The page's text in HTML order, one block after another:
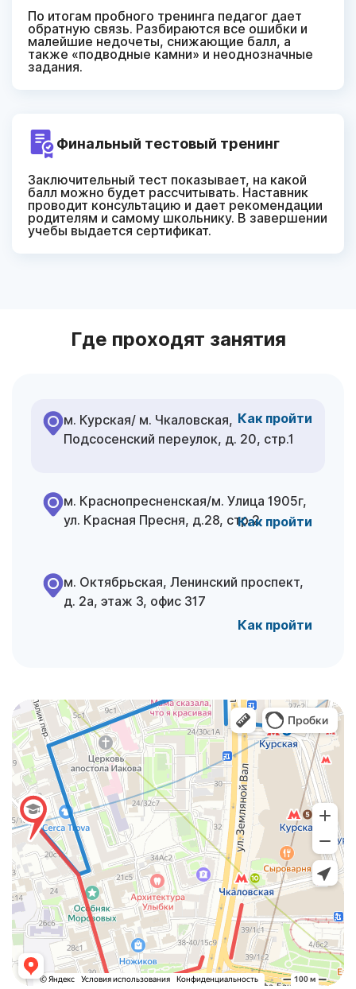
По итогам пробного тренинга педагог дает
обратную связь. Разбираются все ошибки и
малейшие недочеты, снижающие балл, а
также «подводные камни» и неоднозначные
задания.
Финальный тестовый тренинг
Заключительный тест показывает, на какой
балл можно будет рассчитывать. Наставник
проводит консультацию и дает рекомендации
родителям и самому школьнику. В завершении
учебы выдается сертификат.
Где проходят занятия
м. Курская/ м. Чкаловская,
Подсосенский переулок, д. 20, стр.1
Как пройти
м. Краснопресненская/м. Улица 1905г,
ул. Красная Пресня, д.28, стр.2Как пройти
м. Октябрьская, Ленинский проспект,
д. 2а, этаж 3, офис 317
Как пройти